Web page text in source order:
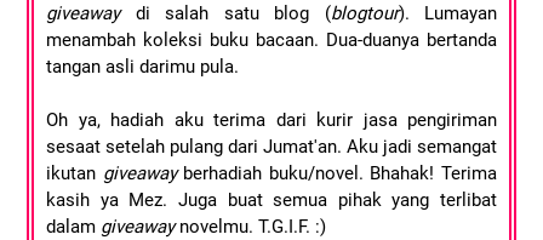
giveawaydi salah satu blog (blogtour). Lumayan
menambah koleksi buku bacaan. Dua-duanya bertanda
tangan asli darimu pula.
Oh ya, hadiah aku terima dari kurir jasa pengiriman
sesaat setelah pulang dari Jumat'an. Aku jadi semangat
ikutan giveawayberhadiah buku/novel. Bhahak! Terima
kasih ya Mez. Juga buat semua pihak yang terlibat
dalam giveawaynovelmu. T.G.I.F. :)